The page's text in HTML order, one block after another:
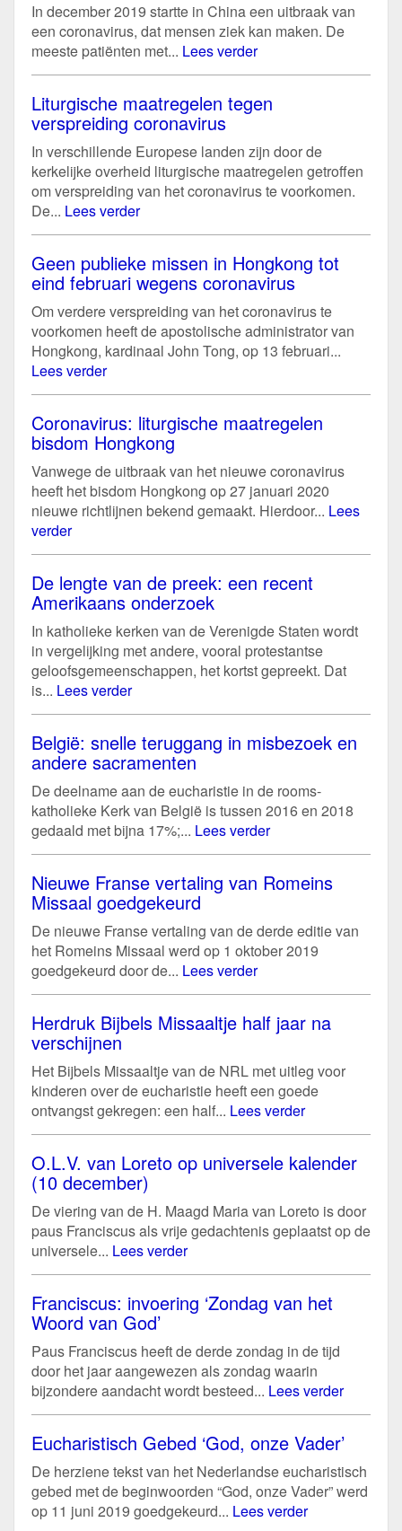
In december 2019 startte in China een uitbraak van
een coronavirus, dat mensen ziek kan maken. De
meeste patiënten met... Lees verder
Liturgische maatregelen tegen
verspreiding coronavirus
In verschillende Europese landen zijn door de
kerkelijke overheid liturgische maatregelen getroffen
om verspreiding van het coronavirus te voorkomen.
De... Lees verder
Geen publieke missen in Hongkong tot
eind februari wegens coronavirus
Om verdere verspreiding van het coronavirus te
voorkomen heeft de apostolische administrator van
Hongkong, kardinaal John Tong, op 13 februari...
Lees verder
Coronavirus: liturgische maatregelen
bisdom Hongkong
Vanwege de uitbraak van het nieuwe coronavirus
heeft het bisdom Hongkong op 27 januari 2020
nieuwe richtlijnen bekend gemaakt. Hierdoor... Lees
verder
De lengte van de preek: een recent
Amerikaans onderzoek
In katholieke kerken van de Verenigde Staten wordt
in vergelijking met andere, vooral protestantse
geloofsgemeenschappen, het kortst gepreekt. Dat
is... Lees verder
België: snelle teruggang in misbezoek en
andere sacramenten
De deelname aan de eucharistie in de rooms-
katholieke Kerk van België is tussen 2016 en 2018
gedaald met bijna 17%;... Lees verder
Nieuwe Franse vertaling van Romeins
Missaal goedgekeurd
De nieuwe Franse vertaling van de derde editie van
het Romeins Missaal werd op 1 oktober 2019
goedgekeurd door de... Lees verder
Herdruk Bijbels Missaaltje half jaar na
verschijnen
Het Bijbels Missaaltje van de NRL met uitleg voor
kinderen over de eucharistie heeft een goede
ontvangst gekregen: een half... Lees verder
O.L.V. van Loreto op universele kalender
(10 december)
De viering van de H. Maagd Maria van Loreto is door
paus Franciscus als vrije gedachtenis geplaatst op de
universele... Lees verder
Franciscus: invoering ‘Zondag van het
Woord van God’
Paus Franciscus heeft de derde zondag in de tijd
door het jaar aangewezen als zondag waarin
bijzondere aandacht wordt besteed... Lees verder
Eucharistisch Gebed ‘God, onze Vader’
De herziene tekst van het Nederlandse eucharistisch
gebed met de beginwoorden “God, onze Vader” werd
op 11 juni 2019 goedgekeurd... Lees verder